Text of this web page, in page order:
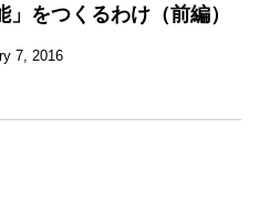
をつくるわけ（前編）
7, 2016